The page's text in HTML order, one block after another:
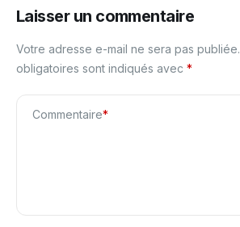
Laisser un commentaire
Votre adresse e-mail ne sera pas publiée.
obligatoires sont indiqués avec *
Commentaire*